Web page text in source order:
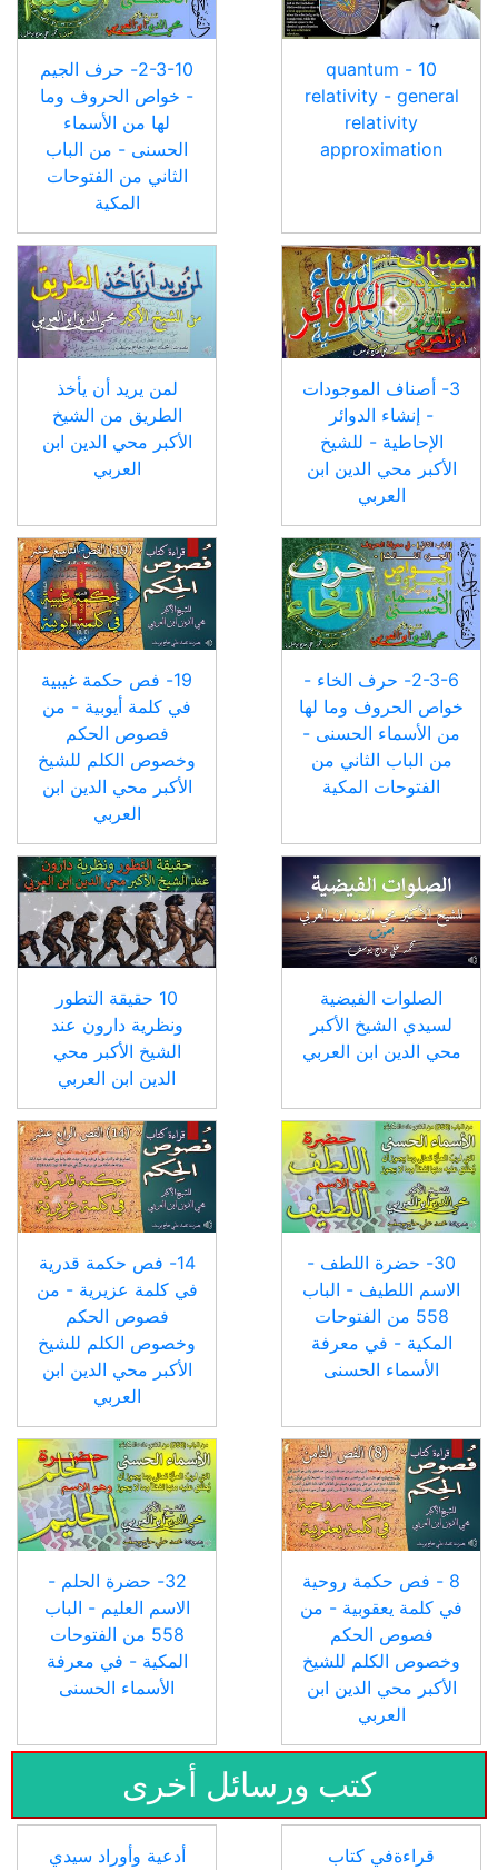
10 - quantum
relativity - general
relativity
approximation
2-3-10- حرف الجيم
- خواص الحروف وما
لها من الأسماء
الحسنى - من الباب
الثاني من الفتوحات
المكية
3- أصناف الموجودات
- إنشاء الدوائر
الإحاطية - للشيخ
الأكبر محي الدين ابن
العربي
لمن يريد أن يأخذ
الطريق من الشيخ
الأكبر محي الدين ابن
العربي
2-3-6- حرف الخاء -
خواص الحروف وما لها
من الأسماء الحسنى -
من الباب الثاني من
الفتوحات المكية
19- فص حكمة غيبية
في كلمة أيوبية - من
فصوص الحكم
وخصوص الكلم للشيخ
الأكبر محي الدين ابن
العربي
الصلوات الفيضية
لسيدي الشيخ الأكبر
محي الدين ابن العربي
10 حقيقة التطور
ونظرية دارون عند
الشيخ الأكبر محي
الدين ابن العربي
30- حضرة اللطف -
الاسم اللطيف - الباب
558 من الفتوحات
المكية - في معرفة
الأسماء الحسنى
14- فص حكمة قدرية
في كلمة عزيرية - من
فصوص الحكم
وخصوص الكلم للشيخ
الأكبر محي الدين ابن
العربي
8 - فص حكمة روحية
في كلمة يعقوبية - من
فصوص الحكم
وخصوص الكلم للشيخ
الأكبر محي الدين ابن
العربي
32- حضرة الحلم -
الاسم العليم - الباب
558 من الفتوحات
المكية - في معرفة
الأسماء الحسنى
كتب ورسائل أخرى
قراءةفي كتاب
أدعية وأوراد سيدي